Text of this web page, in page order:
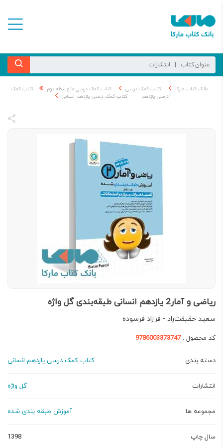
بانک کتاب مارکا کتاب کمک درسی کتاب کمک درسی متوسطه دوم
کتاب کمک
درسی یازدهم
کتاب کمک درسی یازدهم انسانی
ریاضی و آمار2 یازدهم انسانی طبقه‌بندی گل واژه
سعید حقیقت‌راد - فرزاد فرسوده
کد محصول :9786003373747
دسته بندی کتاب کمک درسی یازدهم انسانی
انتشارات گل واژه
مجموعه ها آموزش طبقه بندی شده
سال چاپ 1398